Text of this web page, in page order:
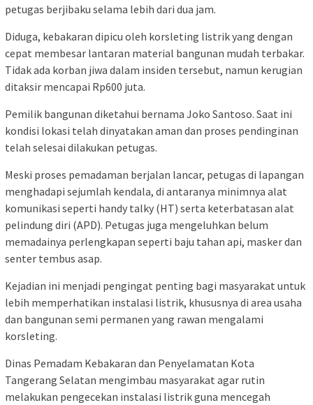
petugas berjibaku selama lebih dari dua jam.
Diduga, kebakaran dipicu oleh korsleting listrik yang dengan
cepat membesar lantaran material bangunan mudah terbakar.
Tidak ada korban jiwa dalam insiden tersebut, namun kerugian
ditaksir mencapai Rp600 juta.
Pemilik bangunan diketahui bernama Joko Santoso. Saat ini
kondisi lokasi telah dinyatakan aman dan proses pendinginan
telah selesai dilakukan petugas.
Meski proses pemadaman berjalan lancar, petugas di lapangan
menghadapi sejumlah kendala, di antaranya minimnya alat
komunikasi seperti handy talky (HT) serta keterbatasan alat
pelindung diri (APD). Petugas juga mengeluhkan belum
memadainya perlengkapan seperti baju tahan api, masker dan
senter tembus asap.
Kejadian ini menjadi pengingat penting bagi masyarakat untuk
lebih memperhatikan instalasi listrik, khususnya di area usaha
dan bangunan semi permanen yang rawan mengalami
korsleting.
Dinas Pemadam Kebakaran dan Penyelamatan Kota
Tangerang Selatan mengimbau masyarakat agar rutin
melakukan pengecekan instalasi listrik guna mencegah